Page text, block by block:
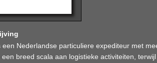
een Nederlandse particuliere expediteur met
een breed scala aan logistieke activiteiten,